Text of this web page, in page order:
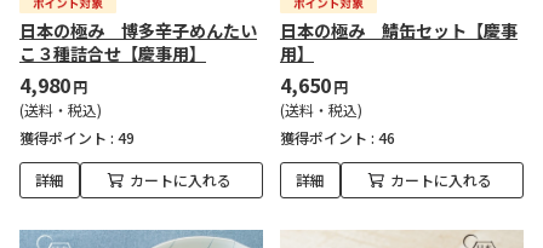
日本の極み 博多辛子めんたい
こ３種詰合せ【慶事用】
4,980円
(送料・税込)
獲得ポイント : 49
詳細 カートに入れる
日本の極み 鯖缶セット【慶事
用】
4,650円
(送料・税込)
獲得ポイント : 46
詳細 カートに入れる